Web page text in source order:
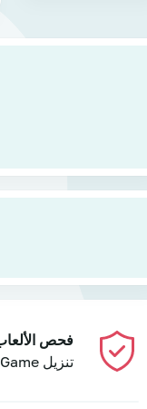
فحص
تنزيل Bubble Pop Origin Puzzle Game